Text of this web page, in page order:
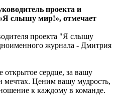
проекта и
слышу мир!», отмечает
проекта "Я слышу
журнала - Дмитрия
открытое сердце, за вашу
мечтах. Ценим вашу мудрость,
к каждому в команде.